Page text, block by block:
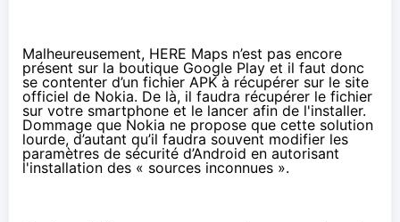
Malheureusement, HERE Maps n’est pas encore
présent sur la boutique Google Play et il faut donc
se contenter d’un fichier APK à récupérer sur le site
officiel de Nokia. De là, il faudra récupérer le fichier
sur votre smartphone et le lancer afin de l'installer.
Dommage que Nokia ne propose que cette solution
lourde, d’autant qu’il faudra souvent modifier les
paramètres de sécurité d’Android en autorisant
l'installation des « sources inconnues ».